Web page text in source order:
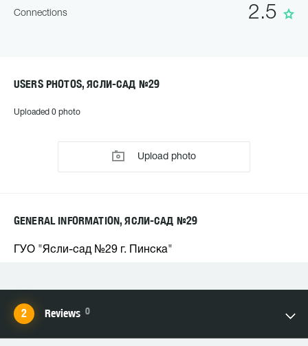
2.5
Connections
USERS PHOTOS, ЯСЛИ-САД №29
Uploaded 0 photo
Upload photo
GENERAL INFORMATION, ЯСЛИ-САД №29
ГУО "Ясли-сад №29 г. Пинска"
Reviews 0